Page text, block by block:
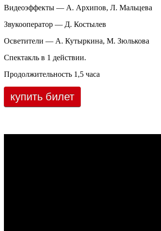
Видеоэффекты — А. Архипов, Л. Мальцева
Звукооператор — Д. Костылев
Осветители — А. Кутыркина, М. Зюлькова
Спектакль в 1 действии.
Продолжительность 1,5 часа
купить билет